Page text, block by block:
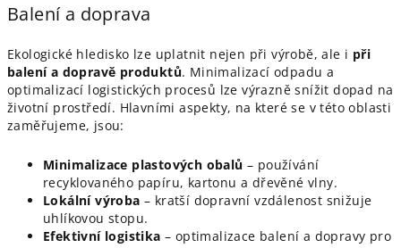
Balení a doprava
Ekologické hledisko lze uplatnit nejen při výrobě, ale i při
balení a dopravě produktů. Minimalizací odpadu a
optimalizací logistických procesů lze výrazně snížit dopad na
životní prostředí. Hlavními aspekty, na které se v této oblasti
zaměřujeme, jsou:
Minimalizace plastových obalů – používání
recyklovaného papíru, kartonu a dřevěné vlny.
Lokální výroba – kratší dopravní vzdálenost snižuje
uhlíkovou stopu.
Efektivní logistika – optimalizace balení a dopravy pro